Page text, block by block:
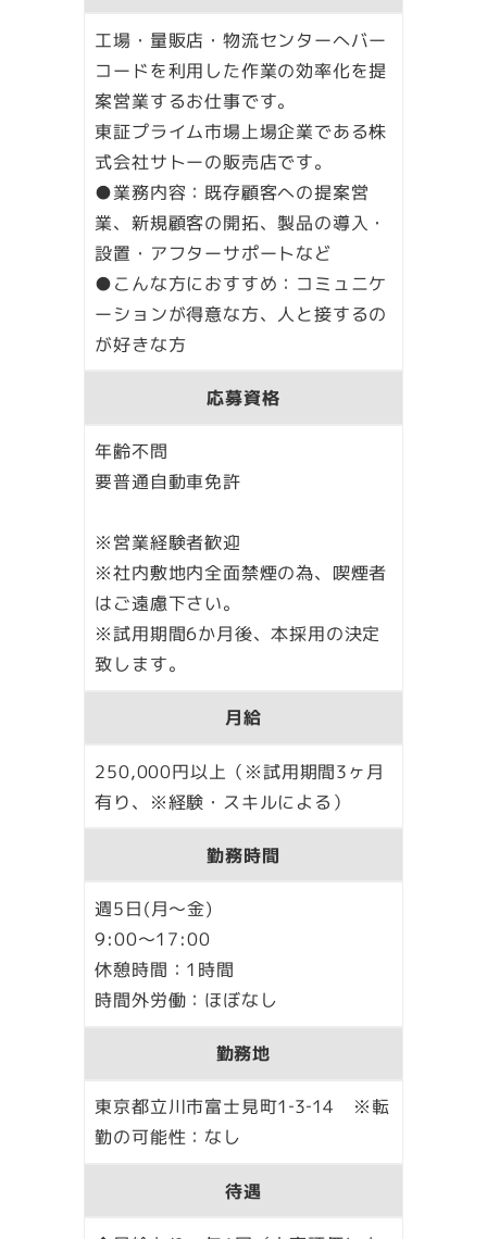
工場・量販店・物流センターへバー
コードを利用した作業の効率化を提
案営業するお仕事です。
東証プライム市場上場企業である株
式会社サトーの販売店です。
●業務内容：既存顧客への提案営
業、新規顧客の開拓、製品の導入・
設置・アフターサポートなど
●こんな方におすすめ：コミュニケ
ーションが得意な方、人と接するの
が好きな方
応募資格
年齢不問
要普通自動車免許
※営業経験者歓迎
※社内敷地内全面禁煙の為、喫煙者
はご遠慮下さい。
※試用期間6か月後、本採用の決定
致します。
月給
250,000円以上（※試用期間3ヶ月
有り、※経験・スキルによる）
勤務時間
週5日(月～金)
9:00～17:00
休憩時間：1時間
時間外労働：ほぼなし
勤務地
東京都立川市富士見町1‐3‐14 ※転
勤の可能性：なし
待遇